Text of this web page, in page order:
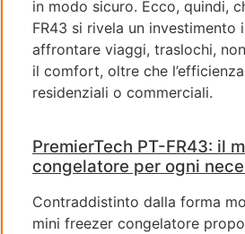
in modo sicuro. Ecco, quindi,
FR43 si rivela un investimento
affrontare viaggi, traslochi,
il comfort, oltre che
residenziali o commerciali.
PremierTech PT-FR43: il
congelatore per ogni
Contraddistinto dalla forma
mini freezer congelatore